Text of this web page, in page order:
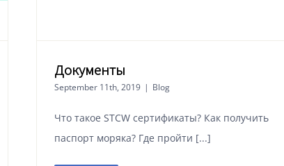
Документы
September 11th, 2019 | Blog
Что такое STCW сертификаты? Как получить
паспорт моряка? Где пройти [...]